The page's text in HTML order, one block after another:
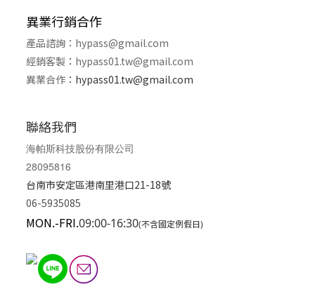
異業行銷合作
產品諮詢： hypass@gmail.com
經銷客製 ： hypass01.tw@gmail.com
異業合作 ： hypass01.tw@gmail.com
聯絡我們
海帕斯科技股份有限公司
28095816
台南市安定區港南里港口21-18號
06-5935085
MON.-FRI.09:00-16:30(不含國定例假日)